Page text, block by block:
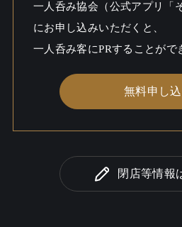
シーン
も / 料理充実
一人呑み協会（公式アプリ「
にお申し込みいただくと、
一人呑み客にPRすることがで
無料申し
閉店等情報